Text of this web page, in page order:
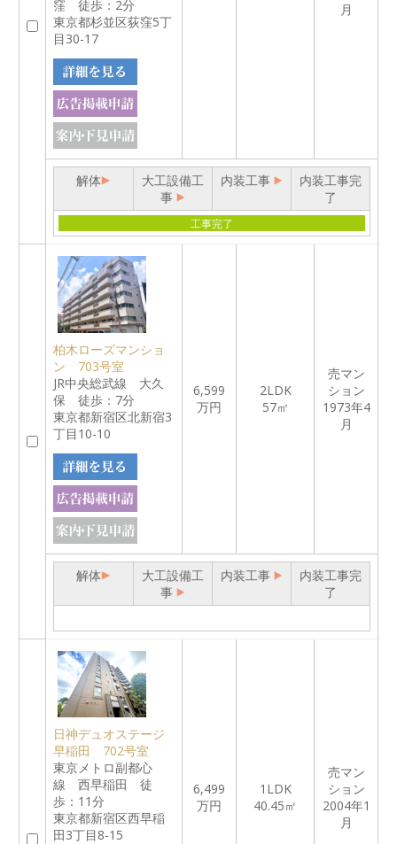
窪 徒歩：2分
東京都杉並区荻窪5丁
目30-17
月
解体
大工設備工
事
内装工事
内装工事完
了
工事完了
柏木ローズマンショ
ン 703号室
JR中央総武線 大久
保 徒歩：7分
東京都新宿区北新宿3
丁目10-10
6,599
万円
2LDK
57㎡
売マン
ション
1973年4
月
解体
大工設備工
事
内装工事
内装工事完
了
日神デュオステージ
早稲田 702号室
東京メトロ副都心
線 西早稲田 徒
歩：11分
東京都新宿区西早稲
田3丁目8-15
6,499
万円
1LDK
40.45㎡
売マン
ション
2004年1
月